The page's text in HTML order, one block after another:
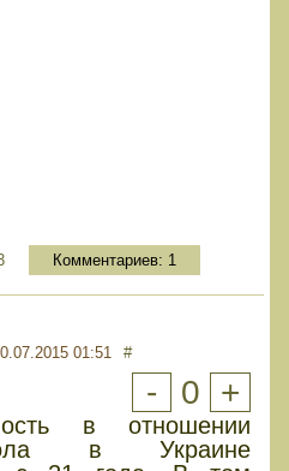
Комментариев: 1
01:51 #
- 0 +
в отношении
в Украине